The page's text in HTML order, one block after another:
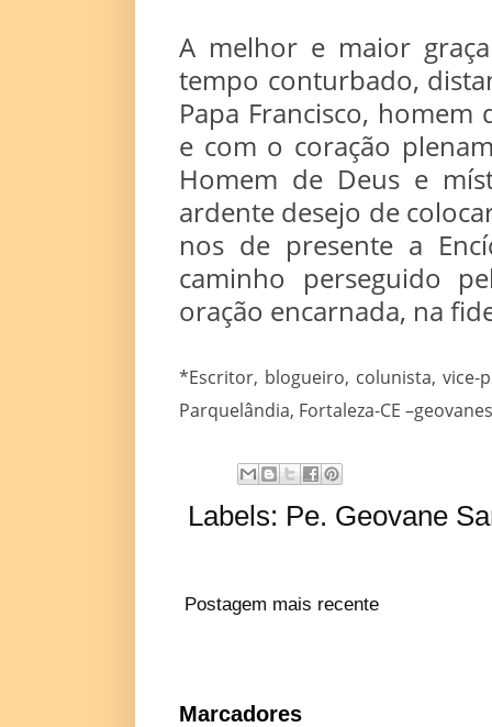
A melhor e maior
tempo conturbado,
Papa Francisco,
e com o coração
Homem de Deus e
ardente desejo de
nos de presente a
caminho perseguido
oração encarnada, na
*Escritor, blogueiro, colunista, vice-
Parquelândia, Fortaleza-CE
Labels: Pe. Geovane
Postagem mais recente
Marcadores